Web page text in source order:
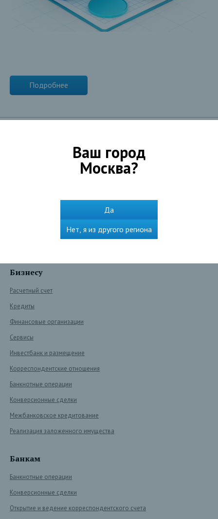
Подробнее
Частным лицам
Оплатить и перевести
Бизнесу
Расчетный счет
Кредиты
Финансовые организации
Сервисы
Инвестбанк и размещение
Корреспондентские отношения
Банкнотные операции
Конверсионные сделки
Межбанковское кредитование
Реализация заложенного имущества
Банкам
Банкнотные операции
Конверсионные сделки
Открытие и ведение корреспондентского счета
Ваш город
Москва?
Да
Нет, я из другого региона